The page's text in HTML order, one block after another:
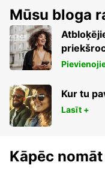
Mūsu bloga
Kur tu
Lasīt +
Kāpēc